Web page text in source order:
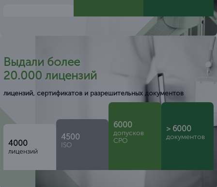
Выдали более
20.000 лицензий
лицензий, сертификатов и разрешительных документов
4000
лицензий
4500
ISO
6000
допусков
СРО
> 6000
документов